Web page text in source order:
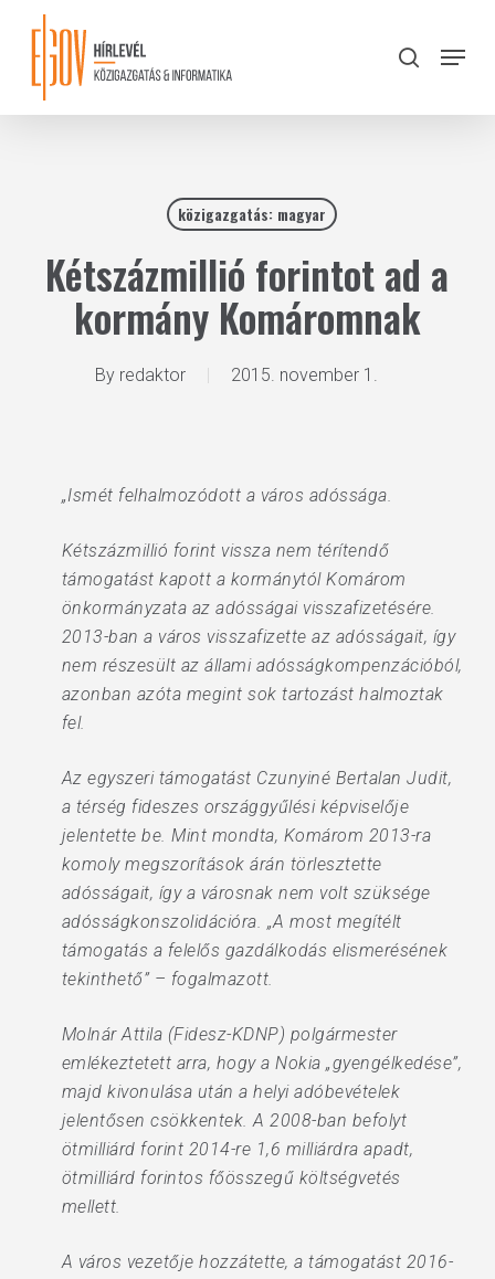
content
search
Menu
közigazgatás: magyar
Kétszázmillió forintot ad a
kormány Komáromnak
By redaktor 2015. november 1.
„Ismét felhalmozódott a város adóssága.
Kétszázmillió forint vissza nem térítendő
támogatást kapott a kormánytól Komárom
önkormányzata az adósságai visszafizetésére.
2013-ban a város visszafizette az adósságait, így
nem részesült az állami adósságkompenzációból,
azonban azóta megint sok tartozást halmoztak
fel.
Az egyszeri támogatást Czunyiné Bertalan Judit,
a térség fideszes országgyűlési képviselője
jelentette be. Mint mondta, Komárom 2013-ra
komoly megszorítások árán törlesztette
adósságait, így a városnak nem volt szüksége
adósságkonszolidációra. „A most megítélt
támogatás a felelős gazdálkodás elismerésének
tekinthető” – fogalmazott.
Molnár Attila (Fidesz-KDNP) polgármester
emlékeztetett arra, hogy a Nokia „gyengélkedése”,
majd kivonulása után a helyi adóbevételek
jelentősen csökkentek. A 2008-ban befolyt
ötmilliárd forint 2014-re 1,6 milliárdra apadt,
ötmilliárd forintos főösszegű költségvetés
mellett.
A város vezetője hozzátette, a támogatást 2016-
Close